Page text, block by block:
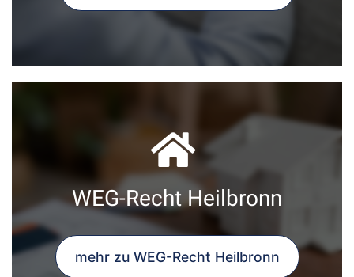
WEG-Recht Heilbronn
mehr zu WEG-Recht Heilbronn